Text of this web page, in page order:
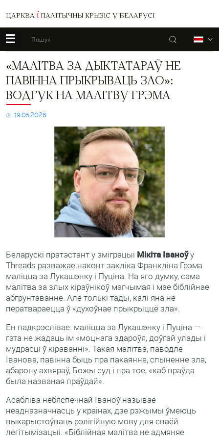
ЦАРКВА І ПАЛІТЫЧНЫ КРЫЗІС У БЕЛАРУСІ
☰ Пошук
«Малітва
дыктатараў
не
павінна
прыкрываць
зло»:
«МАЛІТВА ЗА ДЫКТАТАРАЎ НЕ
ПАВІННА ПРЫКРЫВАЦЬ ЗЛО»:
ВОДГУК НА МАЛІТВУ ГРЭМА
19.05.2026
Беларускі пратэстант у эміграцыі Мікіта Іваноўу
Threads разважае наконт закліка Франкліна Грэма
маліцца за Лукашэнку і Пуціна. На яго думку, сама
малітва за злых кіраўнікоў магчымая і мае біблійнае
абгрунтаванне. Але толькі тады, калі яна не
ператвараецца ў «духоўнае прыкрыццё зла».
Ён падкрэслівае: маліцца за Лукашэнку і Пуціна —
гэта не жадаць ім «моцнага здароўя, доўгай улады і
мудрасці ў кіраванні». Такая малітва, паводле
Іванова, павінна быць пра пакаянне, спыненне зла,
абарону ахвяраў, Божы суд і пра тое, «каб праўда
была названая праўдай».
Асабліва небяспечнай Іваноў называе
неадназначнасць у краінах, дзе рэжымы ўмеюць
выкарыстоўваць рэлігійную мову для сваёй
легітымізацыі. «Біблійная малітва не адмяняе